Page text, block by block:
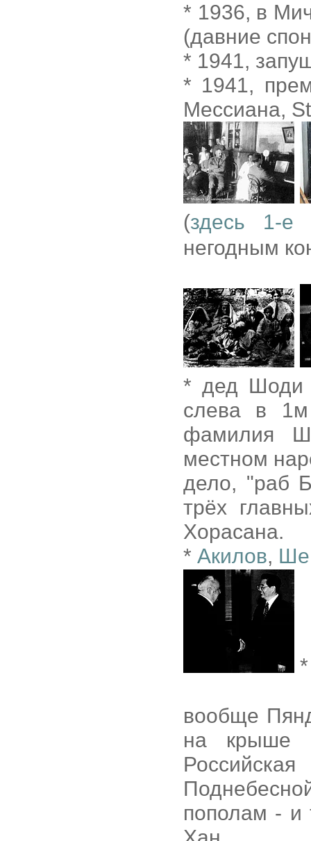
* 1936, в
(давние
* 1941,
* 1941,
Мессиана,
(здесь 1-е
негодным
* дед Шоди
слева в
фамилия
местном
дело, "раб
трёх
Хорасана.
* Акилов,
вообще
на крыше
пополам - и